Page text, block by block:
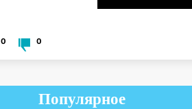
0 0
Популярное